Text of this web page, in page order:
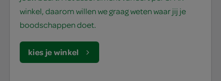
winkel, daarom willen we graag weten waar jij je
boodschappen doet.
kies je winkel